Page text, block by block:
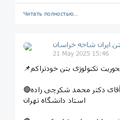
Читать полностью…
ایران شاخه خراسان
21 May 2025 15:46
تکنولوژی بتن خودتراکم
آقای دکتر محمد شکرچی زاده
استاد دانشگاه تهران